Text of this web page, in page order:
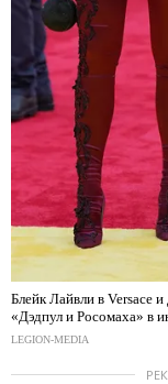
Блейк Лайвли в Versace
«Дэдпул и Росомаха» в
LEGION-MEDIA